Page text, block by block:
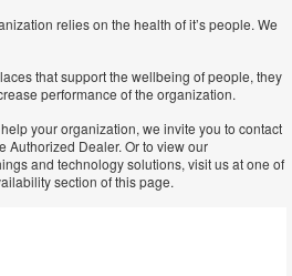
relies on the health of it’s people. We
that support the wellbeing of people, they
performance of the organization.
your organization, we invite you to contact
Authorized Dealer. Or to view our
and technology solutions, visit us at one of
section of this page.